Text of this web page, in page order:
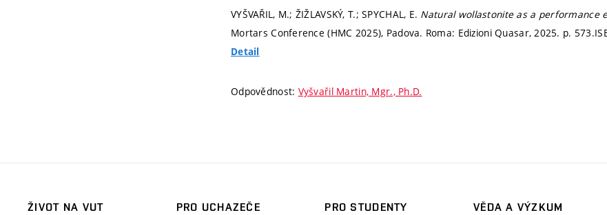
VYŠVAŘIL, M.; ŽIŽLAVSKÝ, T.; SPYCHAL, E. Natural wollastonite as a performance
Mortars Conference (HMC 2025), Padova. Roma: Edizioni Quasar, 2025. p. 573.
Detail
Odpovědnost: Vyšvařil Martin, Mgr., Ph.D.
ŽIVOT NA VUT
PRO UCHAZEČE
PRO STUDENTY
VĚDA A VÝZKUM